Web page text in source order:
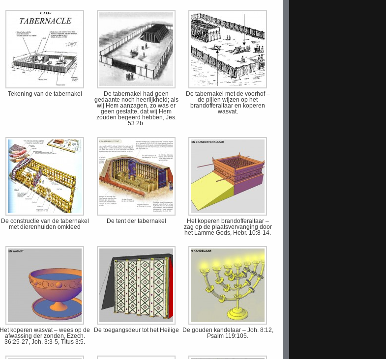
Tekening van de tabernakel
De tabernakel had geen
gedaante noch heerlijkheid; als
wij Hem aanzagen, zo was er
geen gestalte, dat wij Hem
zouden begeerd hebben, Jes.
53:2b.
De tabernakel met de voorhof –
de pijlen wijzen op het
brandofferaltaar en koperen
wasvat.
De constructie van de tabernakel
met dierenhuiden omkleed
De tent der tabernakel
Het koperen brandofferaltaar –
zag op de plaatsvervanging door
het Lamme Gods, Hebr. 10:8-14.
Het koperen wasvat – wees op de
afwassing der zonden, Ezech.
36:25-27, Joh. 3:3-5, Titus 3:5.
De toegangsdeur tot het Heilige
De gouden kandelaar – Joh. 8:12,
Psalm 119:105.